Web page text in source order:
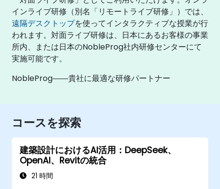
インライブ研修（別名「リモートライブ研修」）では、
遠隔デスクトップを使ってインタラクティブな授業が行
われます。対面ライブ研修は、日本にあるお客様の事業
所内、または日本のNobleProg社内研修センターにて
実施可能です。
NobleProg――貴社に最適な研修パートナー
コースを探索
建築設計におけるAI活用：DeepSeek、
OpenAI、Revitの統合
21 時間